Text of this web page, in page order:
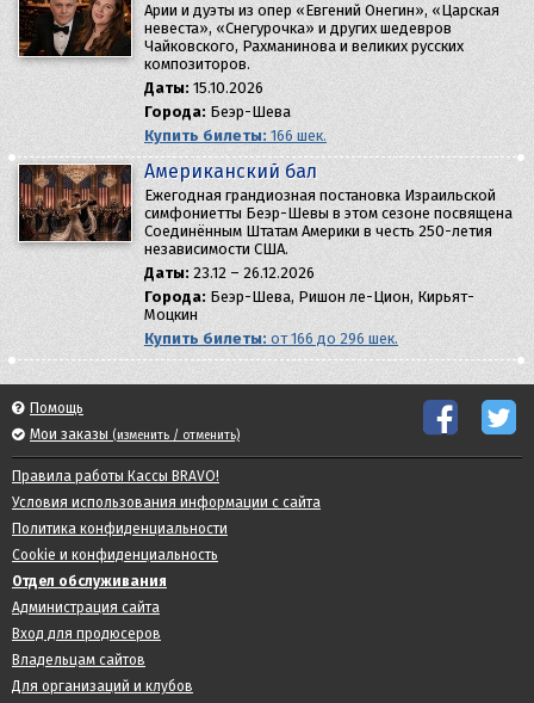
Арии и дуэты из опер «Евгений Онегин», «Царская
невеста», «Снегурочка» и других шедевров
Чайковского, Рахманинова и великих русских
композиторов.
Даты: 15.10.2026
Города: Беэр-Шева
Купить билеты: 166 шек.
Американский бал
Ежегодная грандиозная постановка Израильской
симфониетты Беэр-Шевы в этом сезоне посвящена
Соединённым Штатам Америки в честь 250-летия
независимости США.
Даты: 23.12 – 26.12.2026
Города: Беэр-Шева, Ришон ле-Цион, Кирьят-
Моцкин
Купить билеты: от 166 до 296 шек.
Помощь
Мои заказы (изменить / отменить)
Правила работы Кассы BRAVO!
Условия использования информации с сайта
Политика конфиденциальности
Cookie и конфиденциальность
Отдел обслуживания
Администрация сайта
Вход для продюсеров
Владельцам сайтов
Для организаций и клубов